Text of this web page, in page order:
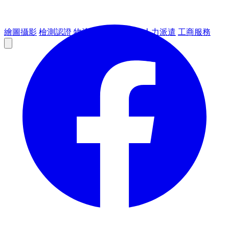
繪圖攝影 檢測認證 物流倉儲 人力派遣 工商服務